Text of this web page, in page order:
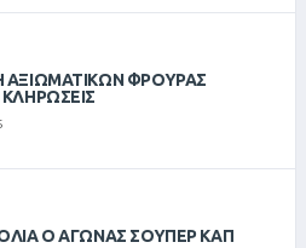
ΑΞΙΩΜΑΤΙΚΏΝ ΦΡΟΥΡΆΣ
Ο ΑΓΩΝΑΣ ΣΟΥΠΕΡ ΚΑΠ